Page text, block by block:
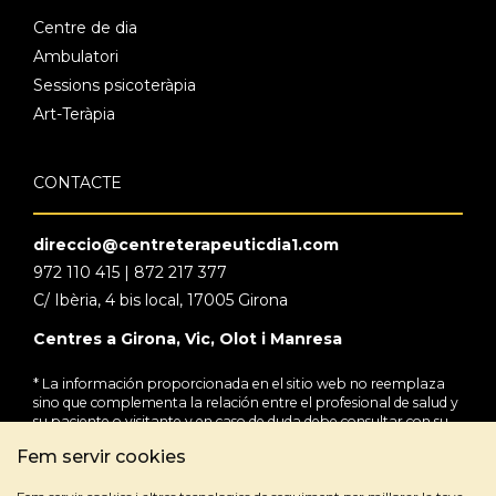
Fem servir cookies
Centre de dia
Ambulatori
Sessions psicoteràpia
Art-Teràpia
CONTACTE
direccio@centreterapeuticdia1.com
972 110 415 | 872 217 377
C/ Ibèria, 4 bis local, 17005 Girona
Centres a Girona, Vic, Olot i Manresa
* La información proporcionada en el sitio web no reemplaza
sino que complementa la relación entre el profesional de salud y
su paciente o visitante y en caso de duda debe consultar con su